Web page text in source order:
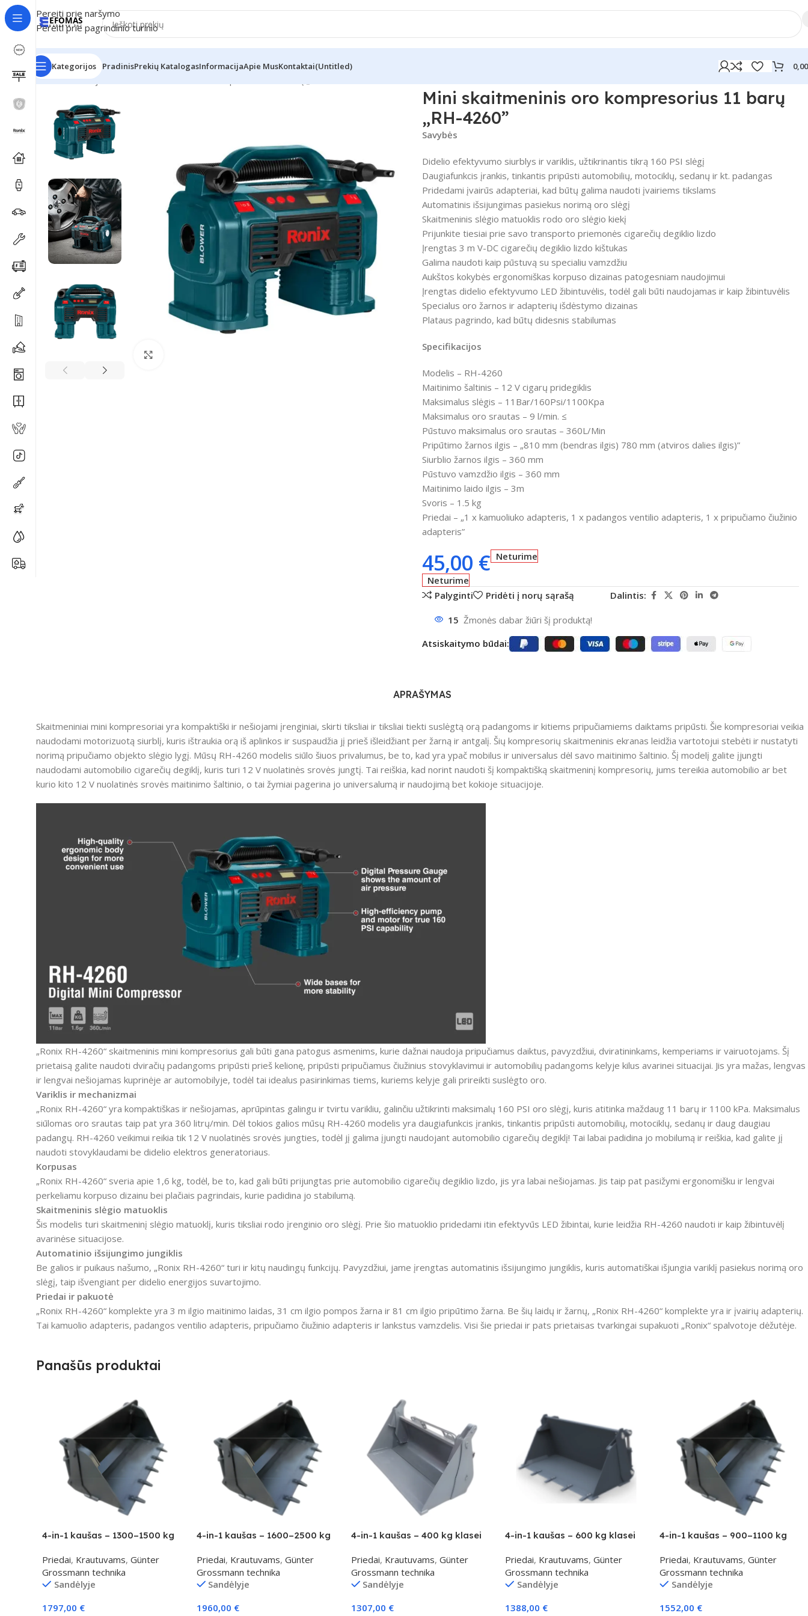
Pereiti prie naršymo
Pereiti prie pagrindinio turinio
Kategorijos PradinisPrekių KatalogasInformacijaApie MusKontaktai(Untitled)
Pradžia Naujienos
Mini skaitmeninis oro kompresorius 11 barų
„RH-4260”
Savybės
Didelio efektyvumo siurblys ir variklis, užtikrinantis tikrą 160 PSI slėgį
Daugiafunkcis įrankis, tinkantis pripūsti automobilių, motociklų, sedanų ir kt. padangas
Pridedami įvairūs adapteriai, kad būtų galima naudoti įvairiems tikslams
Automatinis išsijungimas pasiekus norimą oro slėgį
Skaitmeninis slėgio matuoklis rodo oro slėgio kiekį
Prijunkite tiesiai prie savo transporto priemonės cigarečių degiklio lizdo
Įrengtas 3 m V-DC cigarečių degiklio lizdo kištukas
Galima naudoti kaip pūstuvą su specialiu vamzdžiu
Aukštos kokybės ergonomiškas korpuso dizainas patogesniam naudojimui
Įrengtas didelio efektyvumo LED žibintuvėlis, todėl gali būti naudojamas ir kaip žibintuvėlis
Specialus oro žarnos ir adapterių išdėstymo dizainas
Plataus pagrindo, kad būtų didesnis stabilumas
Specifikacijos
Modelis – RH-4260
Maitinimo šaltinis – 12 V cigarų pridegiklis
Maksimalus slėgis – 11Bar/160Psi/1100Kpa
Maksimalus oro srautas – 9 l/min. ≤
Pūstuvo maksimalus oro srautas – 360L/Min
Pripūtimo žarnos ilgis – „810 mm (bendras ilgis) 780 mm (atviros dalies ilgis)”
Siurblio žarnos ilgis – 360 mm
Pūstuvo vamzdžio ilgis – 360 mm
Maitinimo laido ilgis – 3m
Svoris – 1.5 kg
Priedai – „1 x kamuoliuko adapteris, 1 x padangos ventilio adapteris, 1 x pripučiamo čiužinio
adapteris”
45,00 € Neturime
Neturime
Palyginti
Pridėti į norų sąrašą Dalintis:
15 Žmonės dabar žiūri šį produktą!
Atsiskaitymo būdai:
APRAŠYMAS
Skaitmeniniai mini kompresoriai yra kompaktiški ir nešiojami įrenginiai, skirti tiksliai ir tiksliai tiekti suslėgtą orą padangoms ir kitiems pripučiamiems daiktams pripūsti. Šie kompresoriai veikia
naudodami motorizuotą siurblį, kuris ištraukia orą iš aplinkos ir suspaudžia jį prieš išleidžiant per žarną ir antgalį. Šių kompresorių skaitmeninis ekranas leidžia vartotojui stebėti ir nustatyti
norimą pripučiamo objekto slėgio lygį. Mūsų RH-4260 modelis siūlo šiuos privalumus, be to, kad yra ypač mobilus ir universalus dėl savo maitinimo šaltinio. Šį modelį galite įjungti
naudodami automobilio cigarečių degiklį, kuris turi 12 V nuolatinės srovės jungtį. Tai reiškia, kad norint naudoti šį kompaktišką skaitmeninį kompresorių, jums tereikia automobilio ar bet
kurio kito 12 V nuolatinės srovės maitinimo šaltinio, o tai žymiai pagerina jo universalumą ir naudojimą bet kokioje situacijoje.
„Ronix RH-4260“ skaitmeninis mini kompresorius gali būti gana patogus asmenims, kurie dažnai naudoja pripučiamus daiktus, pavyzdžiui, dviratininkams, kemperiams ir vairuotojams. Šį
prietaisą galite naudoti dviračių padangoms pripūsti prieš kelionę, pripūsti pripučiamus čiužinius stovyklavimui ir automobilių padangoms kelyje kilus avarinei situacijai. Jis yra mažas, lengvas
ir lengvai nešiojamas kuprinėje ar automobilyje, todėl tai idealus pasirinkimas tiems, kuriems kelyje gali prireikti suslėgto oro.
Variklis ir mechanizmai
„Ronix RH-4260“ yra kompaktiškas ir nešiojamas, aprūpintas galingu ir tvirtu varikliu, galinčiu užtikrinti maksimalų 160 PSI oro slėgį, kuris atitinka maždaug 11 barų ir 1100 kPa. Maksimalus
siūlomas oro srautas taip pat yra 360 litrų/min. Dėl tokios galios mūsų RH-4260 modelis yra daugiafunkcis įrankis, tinkantis pripūsti automobilių, motociklų, sedanų ir daug daugiau
padangų. RH-4260 veikimui reikia tik 12 V nuolatinės srovės jungties, todėl jį galima įjungti naudojant automobilio cigarečių degiklį! Tai labai padidina jo mobilumą ir reiškia, kad galite jį
naudoti stovyklaudami be didelio elektros generatoriaus.
Korpusas
„Ronix RH-4260“ sveria apie 1,6 kg, todėl, be to, kad gali būti prijungtas prie automobilio cigarečių degiklio lizdo, jis yra labai nešiojamas. Jis taip pat pasižymi ergonomišku ir lengvai
perkeliamu korpuso dizainu bei plačiais pagrindais, kurie padidina jo stabilumą.
Skaitmeninis slėgio matuoklis
Šis modelis turi skaitmeninį slėgio matuoklį, kuris tiksliai rodo įrenginio oro slėgį. Prie šio matuoklio pridedami itin efektyvūs LED žibintai, kurie leidžia RH-4260 naudoti ir kaip žibintuvėlį
avarinėse situacijose.
Automatinio išsijungimo jungiklis
Be galios ir puikaus našumo, „Ronix RH-4260“ turi ir kitų naudingų funkcijų. Pavyzdžiui, jame įrengtas automatinis išsijungimo jungiklis, kuris automatiškai išjungia variklį pasiekus norimą oro
slėgį, taip išvengiant per didelio energijos suvartojimo.
Priedai ir pakuotė
„Ronix RH-4260“ komplekte yra 3 m ilgio maitinimo laidas, 31 cm ilgio pompos žarna ir 81 cm ilgio pripūtimo žarna. Be šių laidų ir žarnų, „Ronix RH-4260“ komplekte yra ir įvairių adapterių.
Tai kamuolio adapteris, padangos ventilio adapteris, pripučiamo čiužinio adapteris ir lankstus vamzdelis. Visi šie priedai ir pats prietaisas tvarkingai supakuoti „Ronix“ spalvotoje dėžutėje.
Panašūs produktai
4-in-1 kaušas – 1300–1500 kg
Priedai, Krautuvams, Günter
Grossmann technika
Sandėlyje
1797,00 €
4-in-1 kaušas – 1600–2500 kg
Priedai, Krautuvams, Günter
Grossmann technika
Sandėlyje
1960,00 €
4-in-1 kaušas – 400 kg klasei
Priedai, Krautuvams, Günter
Grossmann technika
Sandėlyje
1307,00 €
4-in-1 kaušas – 600 kg klasei
Priedai, Krautuvams, Günter
Grossmann technika
Sandėlyje
1388,00 €
4-in-1 kaušas – 900–1100 kg
Priedai, Krautuvams, Günter
Grossmann technika
Sandėlyje
1552,00 €